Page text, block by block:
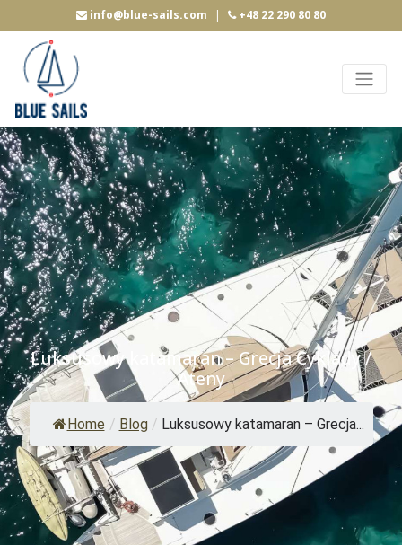
info@blue-sails.com | +48 22 290 80 80
Luksusowy katamaran – Grecja Cyklady /
Ateny
Home / Blog / Luksusowy katamaran – Grecja...